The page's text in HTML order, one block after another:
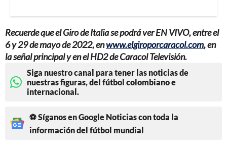
Recuerde que el Giro de Italia se podrá ver EN VIVO, entre el
6 y 29 de mayo de 2022, enwww.elgiroporcaracol.com, en
la señal principal y en el HD2 de Caracol Televisión.
Siga nuestro canal para tener las noticias de
nuestras figuras, del fútbol colombiano e
internacional.
⚽ Síganos en Google Noticias con toda la
información del fútbol mundial